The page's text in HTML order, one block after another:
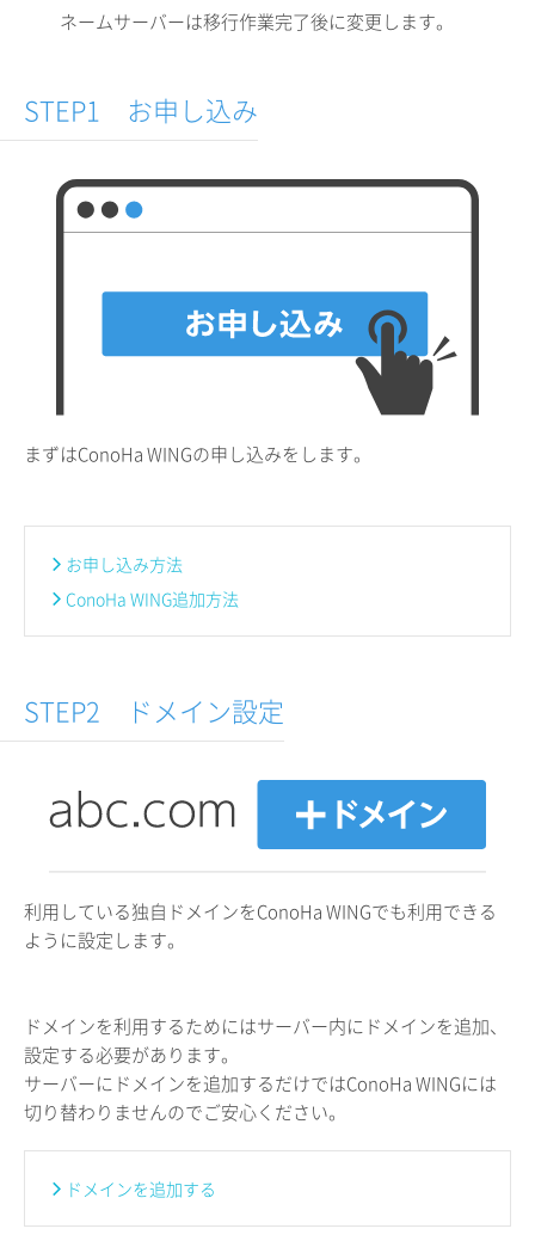
ネームサーバーは移行作業完了後に変更します。
STEP1 お申し込み
まずはConoHa WINGの申し込みをします。
お申し込み方法
ConoHa WING追加方法
STEP2 ドメイン設定
利用している独自ドメインをConoHa WINGでも利用できる
ように設定します。
ドメインを利用するためにはサーバー内にドメインを追加、
設定する必要があります。
サーバーにドメインを追加するだけではConoHa WINGには
切り替わりませんのでご安心ください。
ドメインを追加する